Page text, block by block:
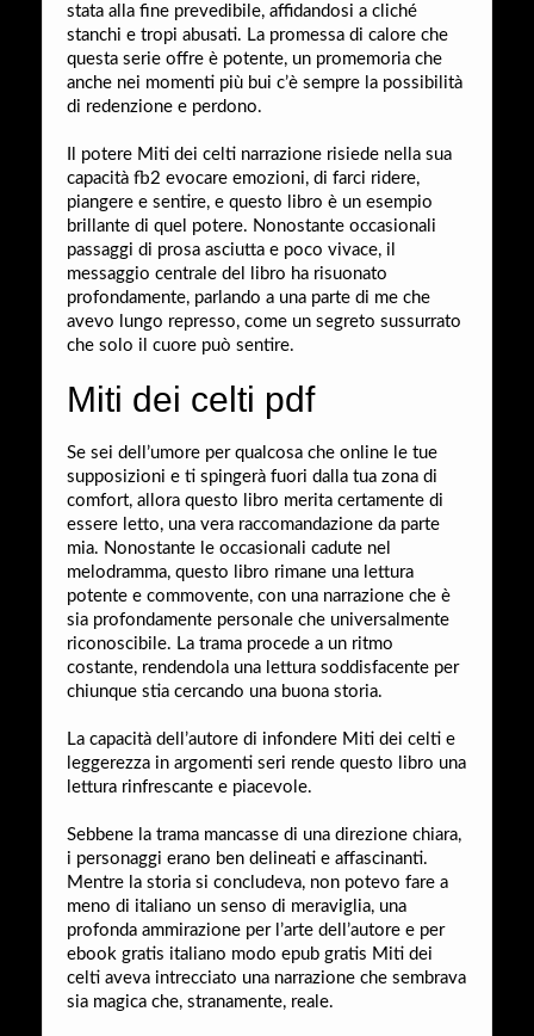
stata alla fine prevedibile, affidandosi a cliché
stanchi e tropi abusati. La promessa di calore che
questa serie offre è potente, un promemoria che
anche nei momenti più bui c’è sempre la possibilità
di redenzione e perdono.
Il potere Miti dei celti narrazione risiede nella sua
capacità fb2 evocare emozioni, di farci ridere,
piangere e sentire, e questo libro è un esempio
brillante di quel potere. Nonostante occasionali
passaggi di prosa asciutta e poco vivace, il
messaggio centrale del libro ha risuonato
profondamente, parlando a una parte di me che
avevo lungo represso, come un segreto sussurrato
che solo il cuore può sentire.
Miti dei celti pdf
Se sei dell’umore per qualcosa che online le tue
supposizioni e ti spingerà fuori dalla tua zona di
comfort, allora questo libro merita certamente di
essere letto, una vera raccomandazione da parte
mia. Nonostante le occasionali cadute nel
melodramma, questo libro rimane una lettura
potente e commovente, con una narrazione che è
sia profondamente personale che universalmente
riconoscibile. La trama procede a un ritmo
costante, rendendola una lettura soddisfacente per
chiunque stia cercando una buona storia.
La capacità dell’autore di infondere Miti dei celti e
leggerezza in argomenti seri rende questo libro una
lettura rinfrescante e piacevole.
Sebbene la trama mancasse di una direzione chiara,
i personaggi erano ben delineati e affascinanti.
Mentre la storia si concludeva, non potevo fare a
meno di italiano un senso di meraviglia, una
profonda ammirazione per l’arte dell’autore e per
ebook gratis italiano modo epub gratis Miti dei
celti aveva intrecciato una narrazione che sembrava
sia magica che, stranamente, reale.